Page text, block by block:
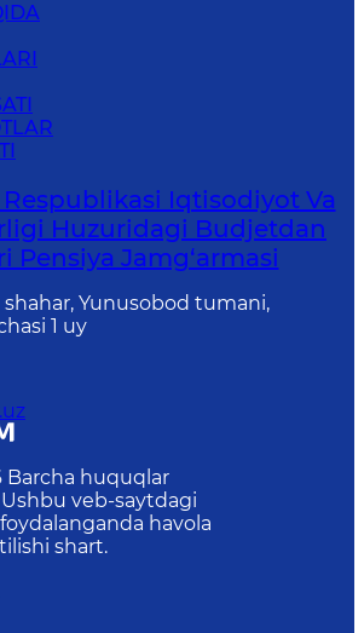
Respublikasi Iqtisodiyot Va
Huzuridagi Budjetdan
Pensiya Jamg‘armasi
shahar, Yunusobod tumani,
1 uy
Barcha huquqlar
veb-saytdagi
havola
shart.